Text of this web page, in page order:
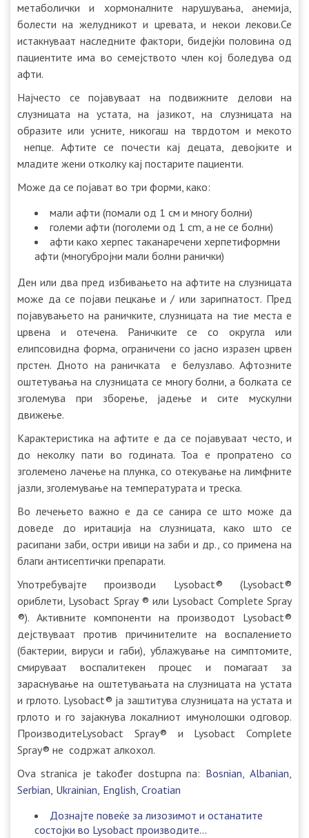
метаболички и хормоналните нарушувања, анемија,
болести на желудникот и цревата, и некои лекови.Се
истакнуваат наследните фактори, бидејќи половина од
пациентите има во семејството член кој боледува од
афти.
Најчесто се појавуваат на подвижните делови на
слузницата на устата, на јазикот, на слузницата на
образите или усните, никогаш на тврдотом и мекото
непце. Афтите се почести кај децата, девојките и
младите жени отколку кај постарите пациенти.
Може да се појават во три форми, како:
мали афти (помали од 1 см и многу болни)
големи афти (поголеми од 1 cm, а не се болни)
афти како херпес таканаречени херпетиформни
афти (многубројни мали болни ранички)
Ден или два пред избивањето на афтите на слузницата
може да се појави пецкање и / или зарипнатост. Пред
појавувањето на раничките, слузницата на тие места е
црвена и отечена. Раничките се со округла или
елипсовидна форма, ограничени со јасно изразен црвен
прстен. Дното на раничката е белузлаво. Афтозните
оштетувања на слузницата се многу болни, а болката се
зголемува при зборење, јадење и сите мускулни
движење.
Карактеристика на афтите е да се појавуваат често, и
до неколку пати во годината. Тоа е пропратено со
зголемено лачење на плунка, со отекување на лимфните
јазли, зголемување на температурата и треска.
Во лечењето важно е да се санира се што може да
доведе до иритација на слузницата, како што се
расипани заби, остри ивици на заби и др., со примена на
благи антисептички препарати.
Употребувајте производи Lysobact® (Lysobact®
ориблети, Lysobact Spray ® или Lysobact Complete Spray
®). Активните компоненти на производот Lysobact®
дејствуваат против причинителите на воспалението
(бактерии, вируси и габи), ублажување на симптомите,
смируваат воспалитекен процес и помагаат за
зараснување на оштетувањата на слузницата на устата
и грлото. Lysobact® ја заштитува слузницата на устата и
грлото и го зајакнува локалниот имунолошки одговор.
ПроизводитеLysobact Spray® и Lysobact Complete
Spray® не содржат алкохол.
Ova stranica je također dostupna na: Bosnian
Albanian
Serbian Ukrainian English Croatian
Дознајте повеќе за лизозимот и останатите
состојки во Lysobact производите...